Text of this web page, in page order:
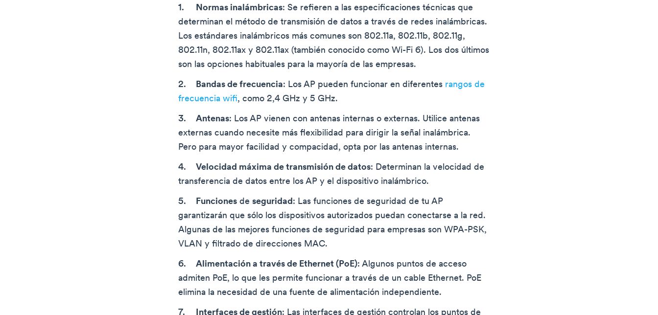
Normas inalámbricas: Se refieren a las especificaciones técnicas que
determinan el método de transmisión de datos a través de redes inalámbricas.
Los estándares inalámbricos más comunes son 802.11a, 802.11b, 802.11g,
802.11n, 802.11ax y 802.11ax (también conocido como Wi-Fi 6). Los dos últimos
son las opciones habituales para la mayoría de las empresas.
Bandas de frecuencia: Los AP pueden funcionar en diferentes rangos de
frecuencia wifi, como 2,4 GHz y 5 GHz.
Antenas: Los AP vienen con antenas internas o externas. Utilice antenas
externas cuando necesite más flexibilidad para dirigir la señal inalámbrica.
Pero para mayor facilidad y compacidad, opta por las antenas internas.
Velocidad máxima de transmisión de datos: Determinan la velocidad de
transferencia de datos entre los AP y el dispositivo inalámbrico.
Funciones de seguridad: Las funciones de seguridad de tu AP
garantizarán que sólo los dispositivos autorizados puedan conectarse a la red.
Algunas de las mejores funciones de seguridad para empresas son WPA-PSK,
VLAN y filtrado de direcciones MAC.
Alimentación a través de Ethernet (PoE): Algunos puntos de acceso
admiten PoE, lo que les permite funcionar a través de un cable Ethernet. PoE
elimina la necesidad de una fuente de alimentación independiente.
Interfaces de gestión: Las interfaces de gestión controlan los puntos de